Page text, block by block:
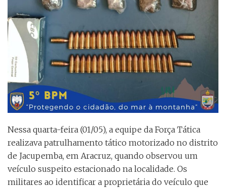
Nessa quarta-feira (01/05), a equipe da Força Tática
realizava patrulhamento tático motorizado no distrito
de Jacupemba, em Aracruz, quando observou um
veículo suspeito estacionado na localidade. Os
militares ao identificar a proprietária do veículo que